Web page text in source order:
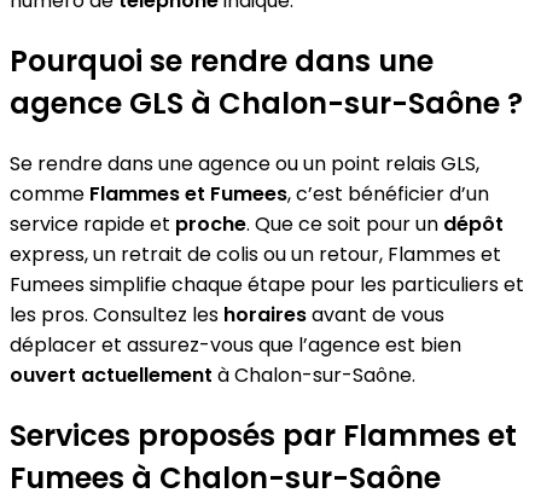
Pourquoi se rendre dans une
agence GLS à Chalon-sur-Saône ?
Se rendre dans une agence ou un point relais GLS,
comme Flammes et Fumees, c’est bénéficier d’un
service rapide et proche. Que ce soit pour un dépôt
express, un retrait de colis ou un retour, Flammes et
Fumees simplifie chaque étape pour les particuliers et
les pros. Consultez les horairesavant de vous
déplacer et assurez-vous que l’agence est bien
ouvert actuellement à Chalon-sur-Saône.
Services proposés par Flammes et
Fumees à Chalon-sur-Saône